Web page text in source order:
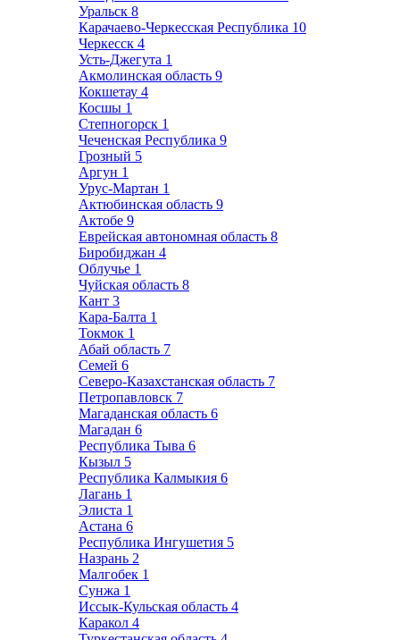
Уральск 8
Карачаево-Черкесская Республика 10
Черкесск 4
Усть-Джегута 1
Акмолинская область 9
Кокшетау 4
Косшы 1
Степногорск 1
Чеченская Республика 9
Грозный 5
Аргун 1
Урус-Мартан 1
Актюбинская область 9
Актобе 9
Еврейская автономная область 8
Биробиджан 4
Облучье 1
Чуйская область 8
Кант 3
Кара-Балта 1
Токмок 1
Абай область 7
Семей 6
Северо-Казахстанская область 7
Петропавловск 7
Магаданская область 6
Магадан 6
Республика Тыва 6
Кызыл 5
Республика Калмыкия 6
Лагань 1
Элиста 1
Астана 6
Республика Ингушетия 5
Назрань 2
Малгобек 1
Сунжа 1
Иссык-Кульская область 4
Каракол 4